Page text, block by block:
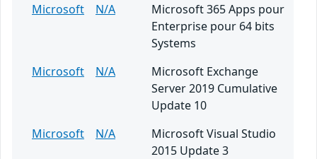
Microsoft
N/A
Microsoft 365 Apps pour
Enterprise pour 64 bits
Systems
Microsoft
N/A
Microsoft Exchange
Server 2019 Cumulative
Update 10
Microsoft
N/A
Microsoft Visual Studio
2015 Update 3